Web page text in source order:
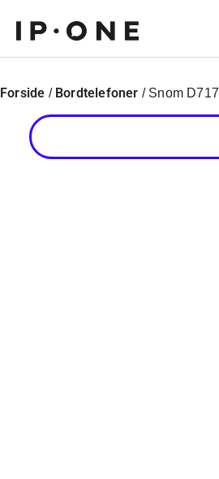
Forside / Bordtelefoner / Snom D717